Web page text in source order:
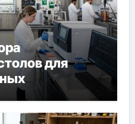
для